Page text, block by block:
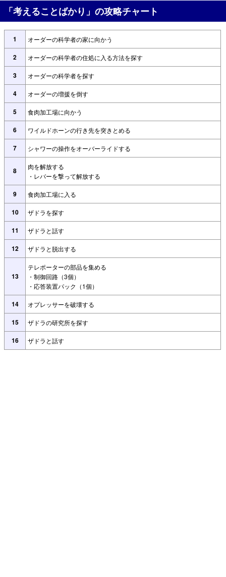
「考えることばかり」の攻略チャート
1 オーダーの科学者の家に向かう
2 オーダーの科学者の住処に入る方法を探す
3 オーダーの科学者を探す
4 オーダーの増援を倒す
5 食肉加工場に向かう
6 ワイルドホーンの行き先を突きとめる
7 シャワーの操作をオーバーライドする
8
肉を解放する
・レバーを撃って解放する
9 食肉加工場に入る
10 ザドラを探す
11 ザドラと話す
12 ザドラと脱出する
13
テレポーターの部品を集める
・制御回路（3個）
・応答装置パック（1個）
14 オプレッサーを破壊する
15 ザドラの研究所を探す
16 ザドラと話す